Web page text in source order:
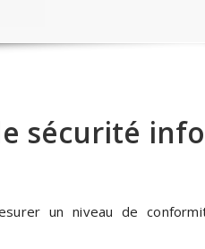
sécurité
un niveau de